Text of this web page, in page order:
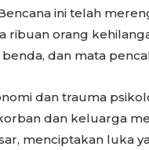
ini telah
ribuan orang
dan mata
dan trauma
dan keluarga
menciptakan luka